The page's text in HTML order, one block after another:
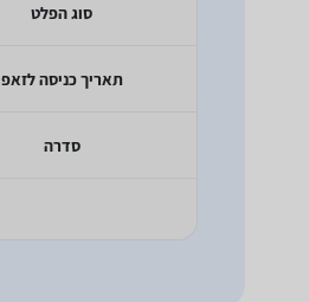
סוג הפלט
תאריך כניסה לזאפ
סדרה